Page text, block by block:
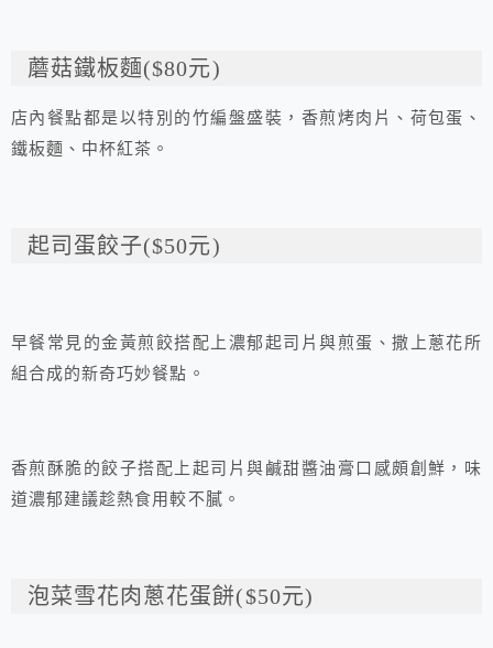
蘑菇鐵板麵($80元)
店內餐點都是以特別的竹編盤盛裝，香煎烤肉片、荷包蛋、
鐵板麵、中杯紅茶。
起司蛋餃子($50元)
早餐常見的金黃煎餃搭配上濃郁起司片與煎蛋、撒上蔥花所
組合成的新奇巧妙餐點。
香煎酥脆的餃子搭配上起司片與鹹甜醬油膏口感頗創鮮，味
道濃郁建議趁熱食用較不膩。
泡菜雪花肉蔥花蛋餅($50元)